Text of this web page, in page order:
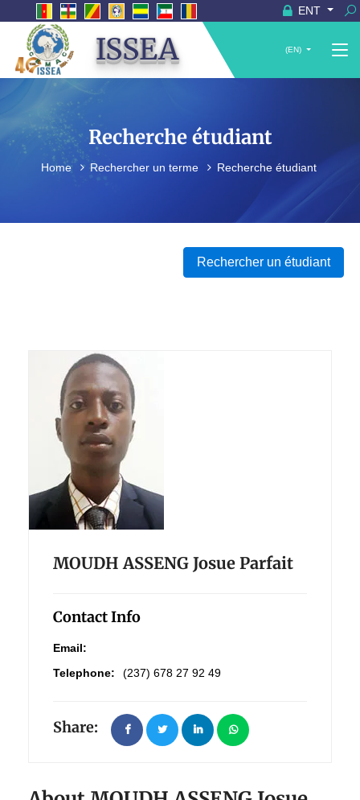
ENT
ISSEA (EN)
Recherche étudiant
Home Rechercher un terme Recherche étudiant
Rechercher un étudiant
MOUDH ASSENG Josue Parfait
Contact Info
Email:
Telephone:
(237) 678 27 92 49
Share: